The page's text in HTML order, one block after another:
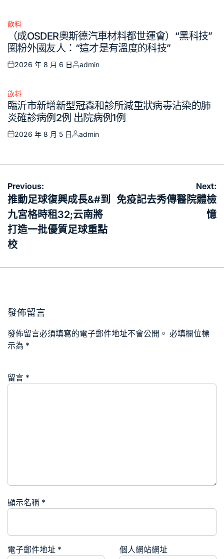
Posted
飲料
（成OSDER奧斯德汽車材料都世運會）“黑科技”
圈粉外國友人：“這才是有溫度的科技”
Posted
2026 年 8 月 6 日
Posted
admin
Posted
in
飲料
臨沂市新增新型冠森和診所減重狀病毒沾染的肺
炎確診病例2例 出院病例1例
Posted
2026 年 8 月 5 日
Posted
admin
文
章
導
覽
Previous:
推動足球復興成長&#到
九宮格時租32;云南將
打造一批優質足球重點
校
Next:
免疫記去秀傳醫院體檢
憶
發佈留言
發佈留言必須填寫的電子郵件地址不會公開。 必填欄位標
示為 *
留言 *
顯示名稱 *
電子郵件地址 * 個人網站網址